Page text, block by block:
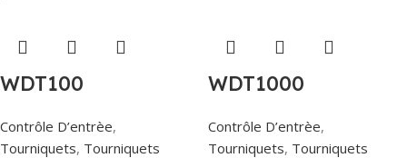
WDT100
Contrôle D’entrèe,
Tourniquets, Tourniquets
WDT1000
Contrôle D’entrèe,
Tourniquets, Tourniquets